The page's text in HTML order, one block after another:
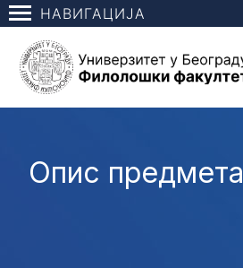
НАВИГАЦИЈА
Опис предмета